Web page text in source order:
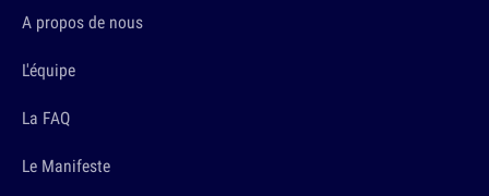
A propos de nous
L'équipe
La FAQ
Le Manifeste